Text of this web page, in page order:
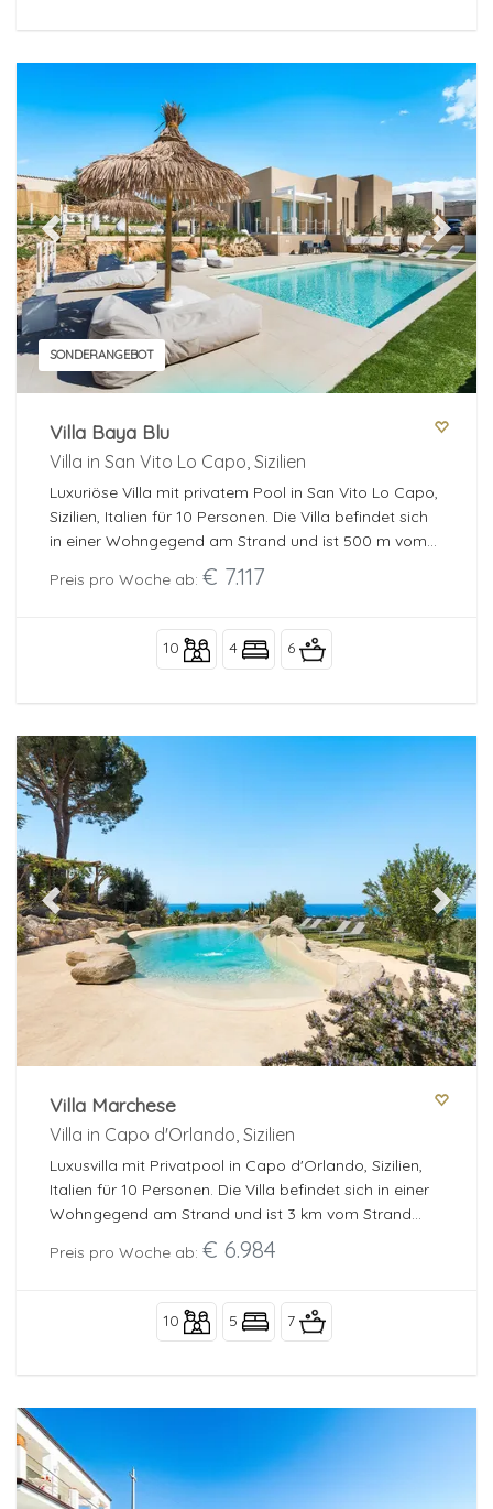
SONDERANGEBOT
Previous Next
Villa Baya Blu
Villa in San Vito Lo Capo, Sizilien
Luxuriöse Villa mit privatem Pool in San Vito Lo Capo,
Sizilien, Italien für 10 Personen. Die Villa befindet sich
in einer Wohngegend am Strand und ist 500 m vom
Preis pro Woche ab: € 7.117
10 4 6
Previous Next
Villa Marchese
Villa in Capo d'Orlando, Sizilien
Luxusvilla mit Privatpool in Capo d'Orlando, Sizilien,
Italien für 10 Personen. Die Villa befindet sich in einer
Wohngegend am Strand und ist 3 km vom Strand
Preis pro Woche ab: € 6.984
10 5 7